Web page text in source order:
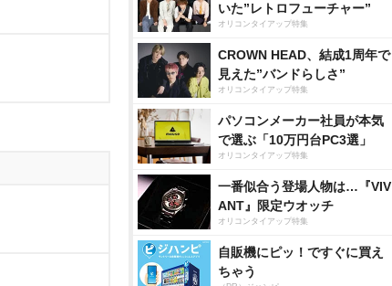
いた”レトロフューチャー”
オリコンタイアップ特集
CROWN HEAD、結成1周年で
見えた”バンドらしさ”
オリコンタイアップ特集
パソコンメーカー社員が本気
で選ぶ「10万円台PC3選」
オリコンタイアップ特集
一番似合う登場人物は…『VIV
ANT』限定ウオッチ
オリコンタイアップ特集
自販機にピッ！ですぐに買え
ちゃう